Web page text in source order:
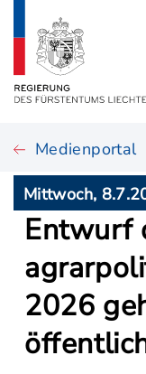
Medienportal
Mittwoch,
Entwurf
2026